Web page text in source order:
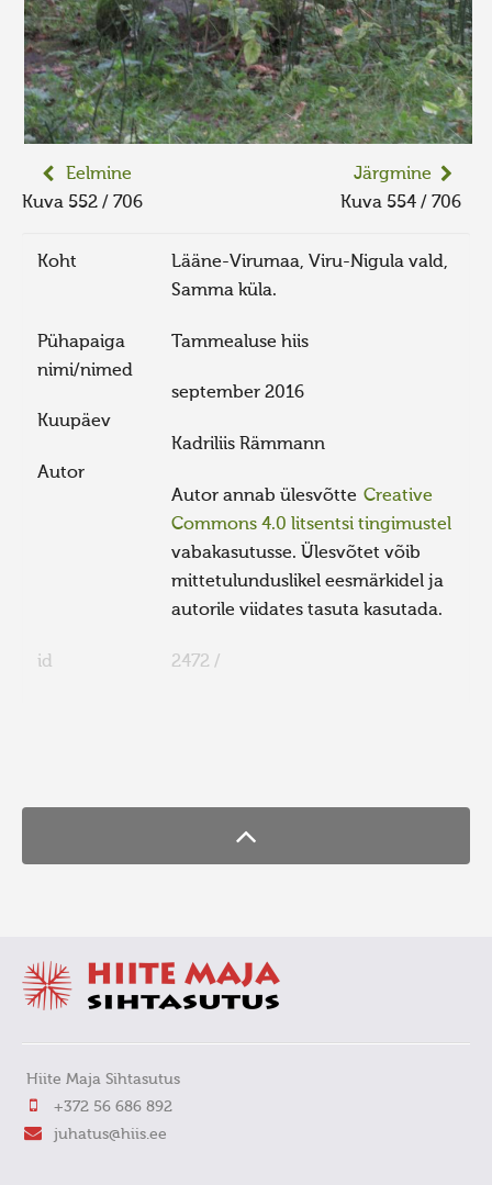
Eelmine
Kuva 552 / 706
Järgmine
Kuva 554 / 706
Koht
Lääne-Virumaa, Viru-Nigula vald,
Samma küla.
Pühapaiga
nimi/nimed
Tammealuse hiis
Kuupäev
september 2016
Autor
Kadriliis Rämmann
Autor annab ülesvõtte Creative
Commons 4.0 litsentsi tingimustel
vabakasutusse. Ülesvõtet võib
mittetulunduslikel eesmärkidel ja
autorile viidates tasuta kasutada.
id 2472 /
Hiite Maja Sihtasutus
+372 56 686 892
juhatus@hiis.ee